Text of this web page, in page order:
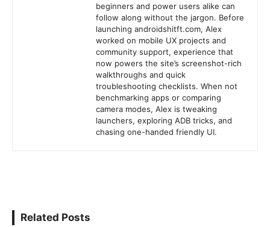
beginners and power users alike can
follow along without the jargon. Before
launching androidshitft.com, Alex
worked on mobile UX projects and
community support, experience that
now powers the site’s screenshot-rich
walkthroughs and quick
troubleshooting checklists. When not
benchmarking apps or comparing
camera modes, Alex is tweaking
launchers, exploring ADB tricks, and
chasing one-handed friendly UI.
Related Posts